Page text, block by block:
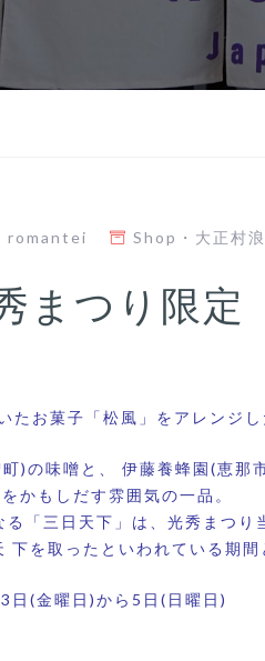
romantei Shop ・ 大正村
まつり限定
たお菓子「松風」をアレンジし
)の味噌と、 伊藤養蜂園(恵那
かもしだす雰囲気の一品。
「三日天下」は、光秀まつり
を取ったといわれている期間
日(金曜日)から5日(日曜日)